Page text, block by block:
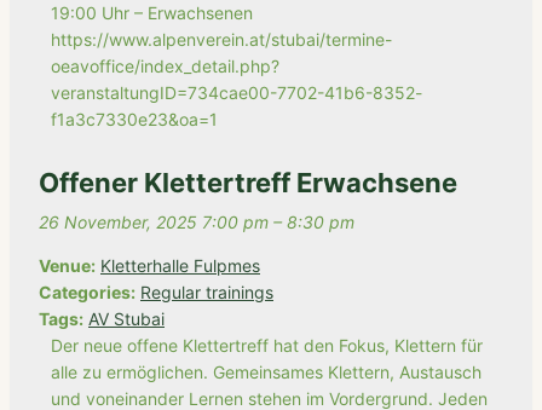
19:00 Uhr – Erwachsenen
https://www.alpenverein.at/stubai/termine-
oeavoffice/index_detail.php?
veranstaltungID=734cae00-7702-41b6-8352-
f1a3c7330e23&oa=1
Offener Klettertreff Erwachsene
26 November, 2025 7:00 pm –8:30 pm
Venue: Kletterhalle Fulpmes
Categories: Regular trainings
Tags: AV Stubai
Der neue offene Klettertreff hat den Fokus, Klettern für
alle zu ermöglichen. Gemeinsames Klettern, Austausch
und voneinander Lernen stehen im Vordergrund. Jeden